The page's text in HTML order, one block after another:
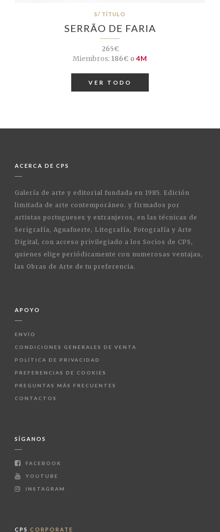
S/ TÍTULO
SERRÃO DE FARIA
265€
Miembros: 186€ o 4M
VER TODO
ACERCA DE CPS
Galería de arte y editorial fundada en 1985. Edición
limitada de arte contemporáneo. y firmados por
artistas portugueses y extranjeros, en las técnicas de
Serigrafía, Aguafuerte, Litografía, Fotografía y Arte
Digital, con acceso privilegiado a los Socios de CPS,
quienes elige periódicamente con numerosas ventajas,
las Obras de Arte de tu preferencia.
APOYO
ENVÍO
CONDICIONES GENERALES DE VENTA
POLÍTICA DE PRIVACIDAD
PREFERENCIAS DE COOKIES
PREGUNTAS MÁS FRECUENTES
CONTACTOS
SÍGANOS
FACEBOOK
YOUTUBE
INSTAGRAM
CPS CORPORATE